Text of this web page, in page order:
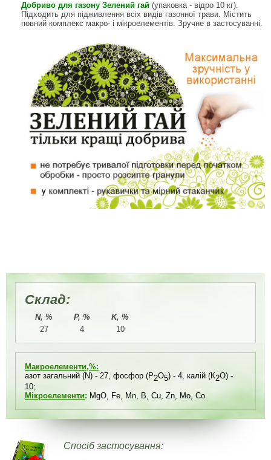
Добриво для газону Зелений гай (упаковка - відро 10 кг).
Підходить для підживлення всіх видів газонної трави. Містить
повний комплекс макро- і мікроелементів. Зручне в застосуванні.
Склад:
N, %
27
P, %
4
K, %
10
Макроелементи,%:
азот загальний (N) - 27, фосфор (P2О5) - 4, калій (К2О) -
10;
Мікроелементи: MgO, Fe, Mn, B, Cu, Zn, Mo, Co.
Спосіб застосування: